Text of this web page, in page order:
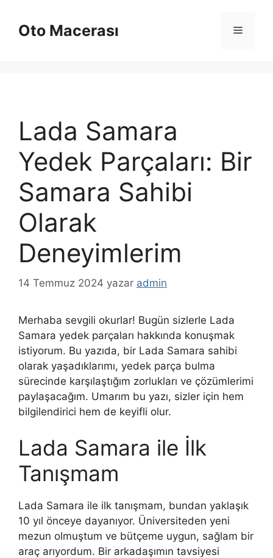
Oto Macerası Menü
Lada Samara
Yedek Parçaları: Bir
Samara Sahibi
Olarak
Deneyimlerim
14 Temmuz 2024 yazar admin
Merhaba sevgili okurlar! Bugün sizlerle Lada
Samara yedek parçaları hakkında konuşmak
istiyorum. Bu yazıda, bir Lada Samara sahibi
olarak yaşadıklarımı, yedek parça bulma
sürecinde karşılaştığım zorlukları ve çözümlerimi
paylaşacağım. Umarım bu yazı, sizler için hem
bilgilendirici hem de keyifli olur.
Lada Samara ile İlk
Tanışmam
Lada Samara ile ilk tanışmam, bundan yaklaşık
10 yıl önceye dayanıyor. Üniversiteden yeni
mezun olmuştum ve bütçeme uygun, sağlam bir
araç arıyordum. Bir arkadaşımın tavsiyesi